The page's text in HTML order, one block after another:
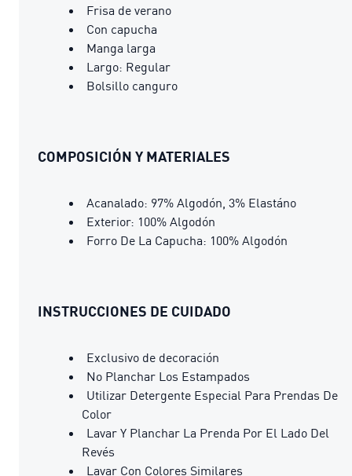
Frisa de verano
Con capucha
Manga larga
Largo: Regular
Bolsillo canguro
COMPOSICIÓN Y MATERIALES
Acanalado: 97% Algodón, 3% Elastáno
Exterior: 100% Algodón
Forro De La Capucha: 100% Algodón
INSTRUCCIONES DE CUIDADO
Exclusivo de decoración
No Planchar Los Estampados
Utilizar Detergente Especial Para Prendas De
Color
Lavar Y Planchar La Prenda Por El Lado Del
Revés
Lavar Con Colores Similares